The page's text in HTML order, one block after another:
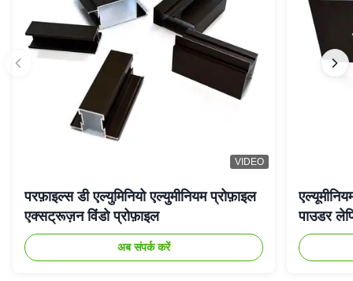
VIDEO
परफ़ाइल्स डी एल्युमिनियो एल्युमीनियम प्रोफ़ाइल
एक्सट्रूज़न विंडो प्रोफ़ाइल
अब संपर्क करें
पाउडर